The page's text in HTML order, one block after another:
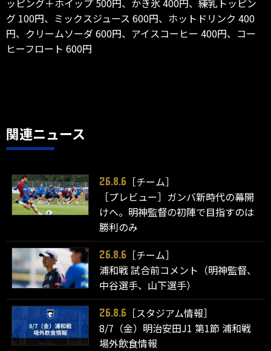
グ 100円、ミックスジュース 600円、ホットドリンク 400
円、クリームソーダ 600円、アイスコーヒー 400円、コー
ヒーフロート 600円
関連ニュース
26.8.6
［チーム］
［プレビュー］ガンバ新時代の幕開
けへ。明神監督の初陣で目指すのは
勝利のみ
26.8.6
［チーム］
浦和戦 試合前コメント（明神監督、
中谷選手、山下選手）
26.8.6
［スタジアム情報］
8/7（金）明治安田J1 第1節 浦和戦
場外飲食情報